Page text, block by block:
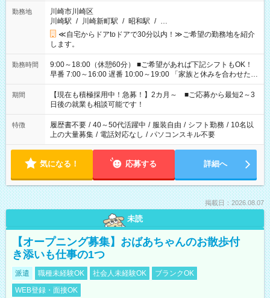
勤務地
川崎市川崎区
川崎駅 / 川崎新町駅 / 昭和駅 / …
≪自宅からドアtoドアで30分以内！≫ご希望の勤務地を紹介
します。
勤務時間
9:00～18:00（休憩60分） ■ご希望があれば下記シフトもOK！
早番 7:00～16:00 遅番 10:00～19:00 「家族と休みを合わせた
い」 「余裕を持って夕飯の準備がしたい」 「できれば残業はし
たくない」 など、ご希望を教えてくださいね。 ※Wワーク希望
の方へ 今ご覧のお仕事で希望する勤務時間と、もう1つのお仕事
の勤務時間。 合計で週40時間を超える場合は応募できません。
期間
【現在も積極採用中！急募！】2カ月～ ■ご応募から最短2～3
日後の就業も相談可能です！
特徴 履歴書不要 / 40～50代活躍中 / 服装自由 / シフト勤務 / 10名以
上の大量募集 / 電話対応なし / パソコンスキル不要
気になる！ 応募する 詳細へ
掲載日：2026.08.07
未読
【オープニング募集】おばあちゃんのお散歩付
き添いも仕事の1つ
派遣 職種未経験OK 社会人未経験OK
ブランクOK
WEB登録・面接OK